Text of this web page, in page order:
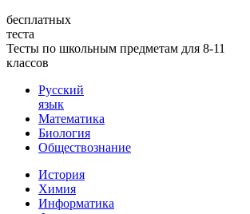
бесплатных
теста
Тесты по школьным предметам для 8-11
классов
Русский
язык
Математика
Биология
Обществознание
История
Химия
Информатика